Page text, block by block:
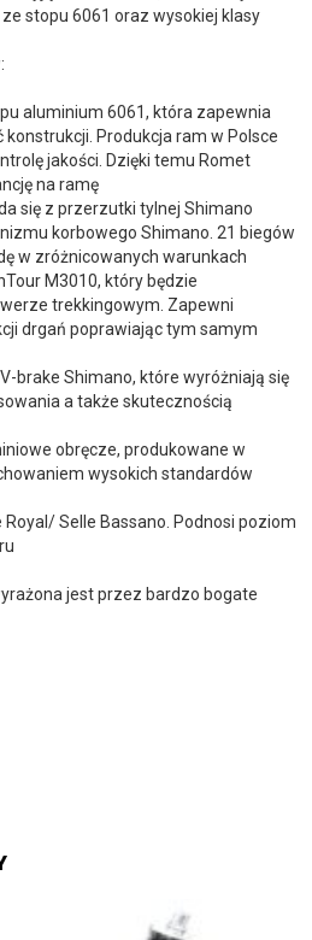
stopu 6061 oraz wysokiej klasy
aluminium 6061, która zapewnia
Produkcja ram w Polsce
jakości. Dzięki temu Romet
na ramę
się z przerzutki tylnej Shimano
korbowego Shimano. 21 biegów
w zróżnicowanych warunkach
M3010, który będzie
trekkingowym. Zapewni
drgań poprawiając tym samym
brake Shimano, które wyróżniają się
a także skutecznością
obręcze, produkowane w
wysokich standardów
Selle Bassano. Podnosi poziom
jest przez bardzo bogate